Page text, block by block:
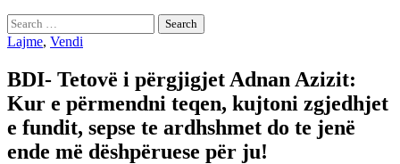
Search
for:
Lajme, Vendi
BDI- Tetovë i përgjigjet Adnan Azizit:
Kur e përmendni teqen, kujtoni zgjedhjet
e fundit, sepse te ardhshmet do te jenë
ende më dëshpëruese për ju!